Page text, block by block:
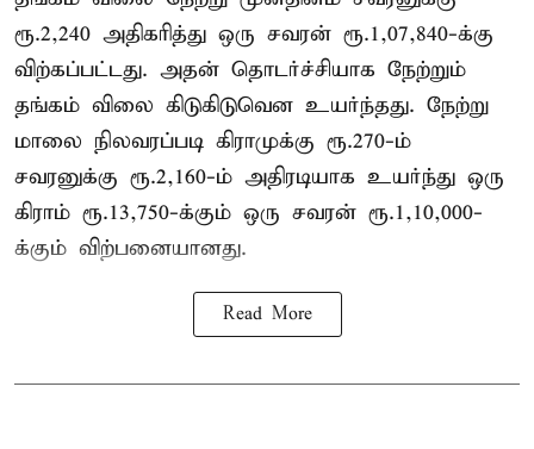
ரூ.2,240 அதிகரித்து ஒரு சவரன் ரூ.1,07,840-க்கு
விற்கப்பட்டது. அதன் தொடர்ச்சியாக நேற்றும்
தங்கம் விலை கிடுகிடுவென உயர்ந்தது. நேற்று
மாலை நிலவரப்படி கிராமுக்கு ரூ.270-ம்
சவரனுக்கு ரூ.2,160-ம் அதிரடியாக உயர்ந்து ஒரு
கிராம் ரூ.13,750-க்கும் ஒரு சவரன் ரூ.1,10,000-
க்கும் விற்பனையானது.
Read More